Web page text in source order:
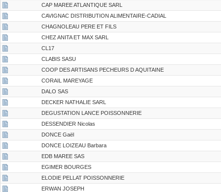
CAP MAREE ATLANTIQUE SARL
CAVIGNAC DISTRIBUTION ALIMENTAIRE-CADIAL
CHAGNOLEAU PERE ET FILS
CHEZ ANITA ET MAX SARL
CL17
CLABIS SASU
COOP DES ARTISANS PECHEURS D AQUITAINE
CORAIL MAREYAGE
DALO SAS
DECKER NATHALIE SARL
DEGUSTATION LANCE POISSONNERIE
DESSENDIER Nicolas
DONCE Gaël
DONCE LOIZEAU Barbara
EDB MAREE SAS
EGIMER BOURGES
ELODIE PELLAT POISSONNERIE
ERWAN JOSEPH